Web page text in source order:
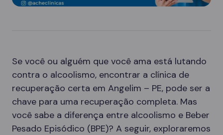
Se você ou alguém que você ama está lutando
contra o alcoolismo, encontrar a clínica de
recuperação certa em Angelim – PE, pode ser a
chave para uma recuperação completa. Mas
você sabe a diferença entre alcoolismo e Beber
Pesado Episódico (BPE)? A seguir, exploraremos